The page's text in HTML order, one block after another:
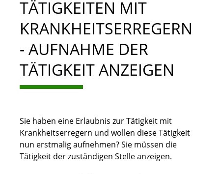
TÄTIGKEITEN MIT
KRANKHEITSERREGERN
- AUFNAHME DER
TÄTIGKEIT ANZEIGEN
Sie haben eine Erlaubnis zur Tätigkeit mit
Krankheitserregern und wollen diese Tätigkeit
nun erstmalig aufnehmen? Sie müssen die
Tätigkeit der zuständigen Stelle anzeigen.